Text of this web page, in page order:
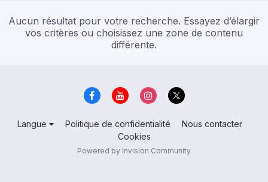
Aucun résultat pour votre recherche. Essayez d’élargir
vos critères ou choisissez une zone de contenu
différente.
Langue Politique de confidentialité
Nous contacter
Cookies
Powered by Invision Community